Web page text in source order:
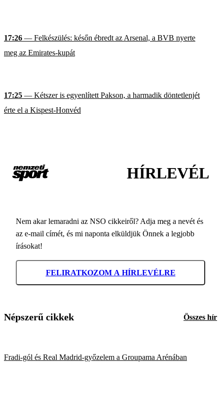
17:26 — Felkészülés: későn ébredt az Arsenal, a BVB nyerte
meg az Emirates-kupát
17:25 — Kétszer is egyenlített Pakson, a harmadik döntetlenjét
érte el a Kispest-Honvéd
HÍRLEVÉL
Nem akar lemaradni az NSO cikkeiről? Adja meg a nevét és
az e-mail címét, és mi naponta elküldjük Önnek a legjobb
írásokat!
FELIRATKOZOM A HÍRLEVÉLRE
Népszerű cikkek Összes hír
Fradi-gól és Real Madrid-győzelem a Groupama Arénában